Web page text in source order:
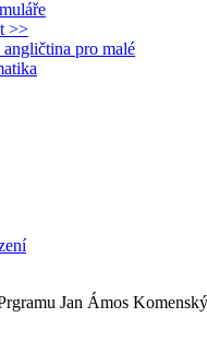
>>
pro malé
Jan Ámos